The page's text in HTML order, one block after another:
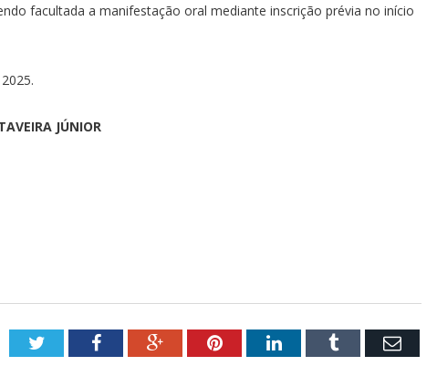
facultada a manifestação oral mediante inscrição prévia no início
JÚNIOR
TwitterFacebookGoogle+PinterestLinkedInTumblr Email